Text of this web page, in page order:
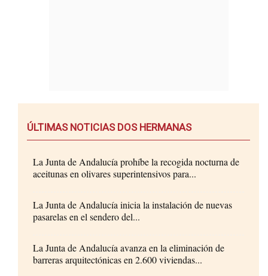
ÚLTIMAS NOTICIAS DOS HERMANAS
La Junta de Andalucía prohíbe la recogida nocturna de
aceitunas en olivares superintensivos para...
La Junta de Andalucía inicia la instalación de nuevas
pasarelas en el sendero del...
La Junta de Andalucía avanza en la eliminación de
barreras arquitectónicas en 2.600 viviendas...